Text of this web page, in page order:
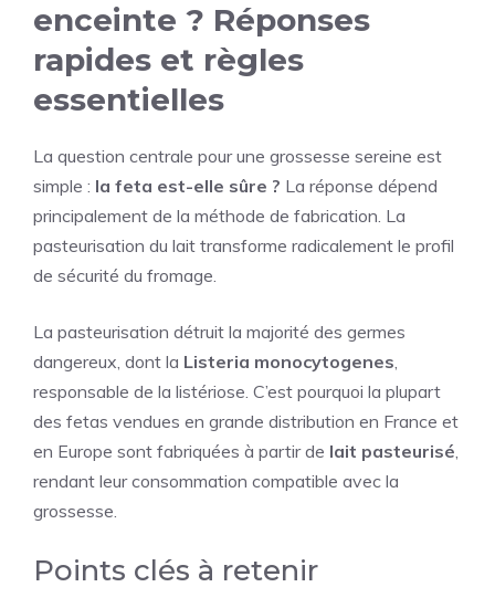
enceinte ? Réponses
rapides et règles
essentielles
La question centrale pour une grossesse sereine est
simple : la feta est-elle sûre ? La réponse dépend
principalement de la méthode de fabrication. La
pasteurisation du lait transforme radicalement le profil
de sécurité du fromage.
La pasteurisation détruit la majorité des germes
dangereux, dont la Listeria monocytogenes,
responsable de la listériose. C’est pourquoi la plupart
des fetas vendues en grande distribution en France et
en Europe sont fabriquées à partir de lait pasteurisé,
rendant leur consommation compatible avec la
grossesse.
Points clés à retenir